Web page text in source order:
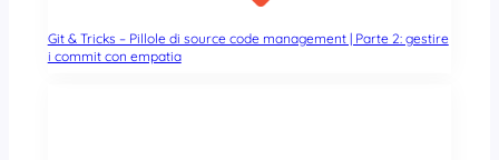
Git & Tricks – Pillole di source code management | Parte 2: gestire
i commit con empatia